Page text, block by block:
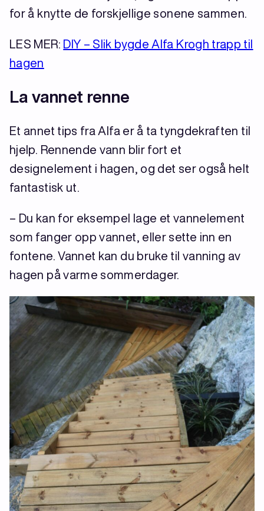
for å knytte de forskjellige sonene sammen.
LES MER: DIY – Slik bygde Alfa Krogh trapp til
hagen
La vannet renne
Et annet tips fra Alfa er å ta tyngdekraften til
hjelp. Rennende vann blir fort et
designelement i hagen, og det ser også helt
fantastisk ut.
– Du kan for eksempel lage et vannelement
som fanger opp vannet, eller sette inn en
fontene. Vannet kan du bruke til vanning av
hagen på varme sommerdager.